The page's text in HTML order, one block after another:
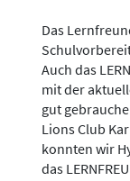
Das
Auch das
mit der
gut
Lions Club
konnten wir
das